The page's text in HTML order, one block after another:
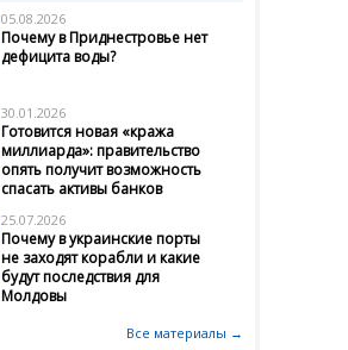
05.08.2026
Почему в Приднестровье нет
дефицита воды?
30.01.2026
Готовится новая «кража
миллиарда»: правительство
опять получит возможность
спасать активы банков
25.07.2026
Почему в украинские порты
не заходят корабли и какие
будут последствия для
Молдовы
Все материалы →